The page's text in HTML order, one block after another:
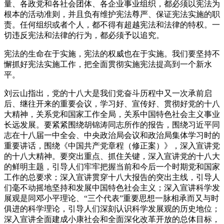
量、各政党和各社会团体、各企业事业组织，都必须以宪法为
根本的活动准则，并且负有维护宪法尊严、保证宪法实施的职
责。任何组织或者个人，都不得有超越宪法和法律的特权。一
切违反宪法和法律的行为，都必须予以追究。
宪法的生命在于实施，宪法的权威也在于实施。我们要坚持不
懈抓好宪法实施工作，把全面贯彻实施宪法提高到一个新水
平。
刘云山指出，党的十八大是我们党奋斗历程中又一次承前启
后、继往开来的重要会议，学习好、宣传好、贯彻好党的十八
大精神，关系党和国家工作全局，关系中国特色社会主义事业
长远发展。要紧紧围绕胡锦涛同志所作的报告，围绕习近平同
志在十八届一中全会、中央政治局会议和政治局集体学习时的
重要讲话，围绕《中国共产党章程（修正案）》，深入宣讲党
的十八大精神。要突出重点、抓住关键，深入宣讲党的十八大
的鲜明主题，引导人们牢牢把握当前和今后一个时期党和国家
工作的总要求；深入宣讲贯穿十八大报告的突出主线，引导人
们毫不动摇地坚持和发展中国特色社会主义；深入宣讲科学发
展观是同邓小平理论、“三个代表”重要思想一脉相承而又与时
俱进的科学理论，引导人们深刻认识科学发展观的历史地位；
深入宣讲全面建成小康社会和全面深化改革开放的总体目标，